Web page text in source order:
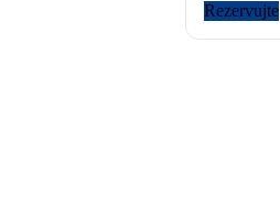
Rezervujte